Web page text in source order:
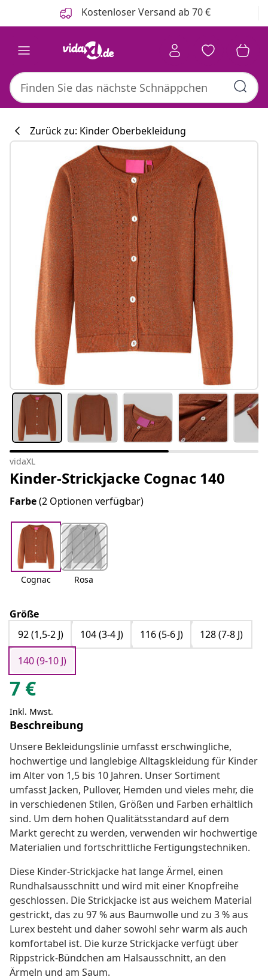
Kostenloser Versand ab 70 €
Zurück zu: Kinder Oberbekleidung
vidaXL
Kinder-Strickjacke Cognac 140
Farbe(2 Optionen verfügbar)
Cognac Rosa
Größe
92 (1,5-2 J)
104 (3-4 J) 116 (5-6 J)
128 (7-8 J)
140 (9-10 J)
7 €
Inkl. Mwst.
Beschreibung
Unsere Bekleidungslinie umfasst erschwingliche,
hochwertige und langlebige Alltagskleidung für Kinder
im Alter von 1,5 bis 10 Jahren. Unser Sortiment
umfasst Jacken, Pullover, Hemden und vieles mehr, die
in verschiedenen Stilen, Größen und Farben erhältlich
sind. Um dem hohen Qualitätsstandard auf dem
Markt gerecht zu werden, verwenden wir hochwertige
Materialien und fortschrittliche Fertigungstechniken.
Diese Kinder-Strickjacke hat lange Ärmel, einen
Rundhalsausschnitt und wird mit einer Knopfreihe
geschlossen. Die Strickjacke ist aus weichem Material
gestrickt, das zu 97 % aus Baumwolle und zu 3 % aus
Lurex besteht und daher sowohl sehr warm als auch
komfortabel ist. Die kurze Strickjacke verfügt über
Rippstrick-Bündchen am Halsausschnitt, an den
Ärmeln und am Saum.